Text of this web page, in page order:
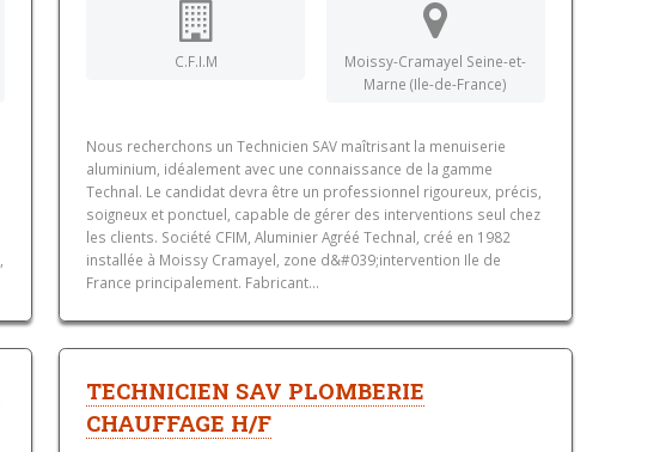
C.F.I.M
Moissy-Cramayel Seine-et-
Marne (Ile-de-France)
Nous recherchons un Technicien SAV maîtrisant la menuiserie
aluminium, idéalement avec une connaissance de la gamme
Technal. Le candidat devra être un professionnel rigoureux, précis,
soigneux et ponctuel, capable de gérer des interventions seul chez
les clients. Société CFIM, Aluminier Agréé Technal, créé en 1982
installée à Moissy Cramayel, zone d&#039;intervention Ile de
France principalement. Fabricant...
TECHNICIEN SAV PLOMBERIE
CHAUFFAGE H/F